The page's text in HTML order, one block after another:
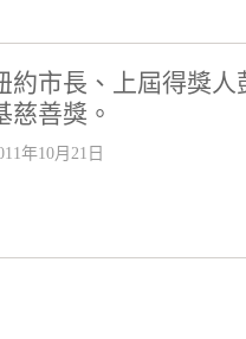
約市長、上屆得獎
慈善獎。
年10月21日